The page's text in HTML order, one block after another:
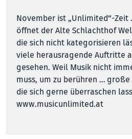
November ist „Unlimited“-Zeit
öffnet der Alte Schlachthof
die sich nicht kategorisieren
viele herausragende Auftritte
gesehen. Weil Musik nicht
muss, um zu berühren …
die sich gerne überraschen
www.musicunlimited.at